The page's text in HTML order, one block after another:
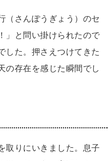
（さんぽうぎょう）のセ
」と問い掛けられたので
した。押さえつけてきた
の存在を感じた瞬間でし
取りにいきました。息子